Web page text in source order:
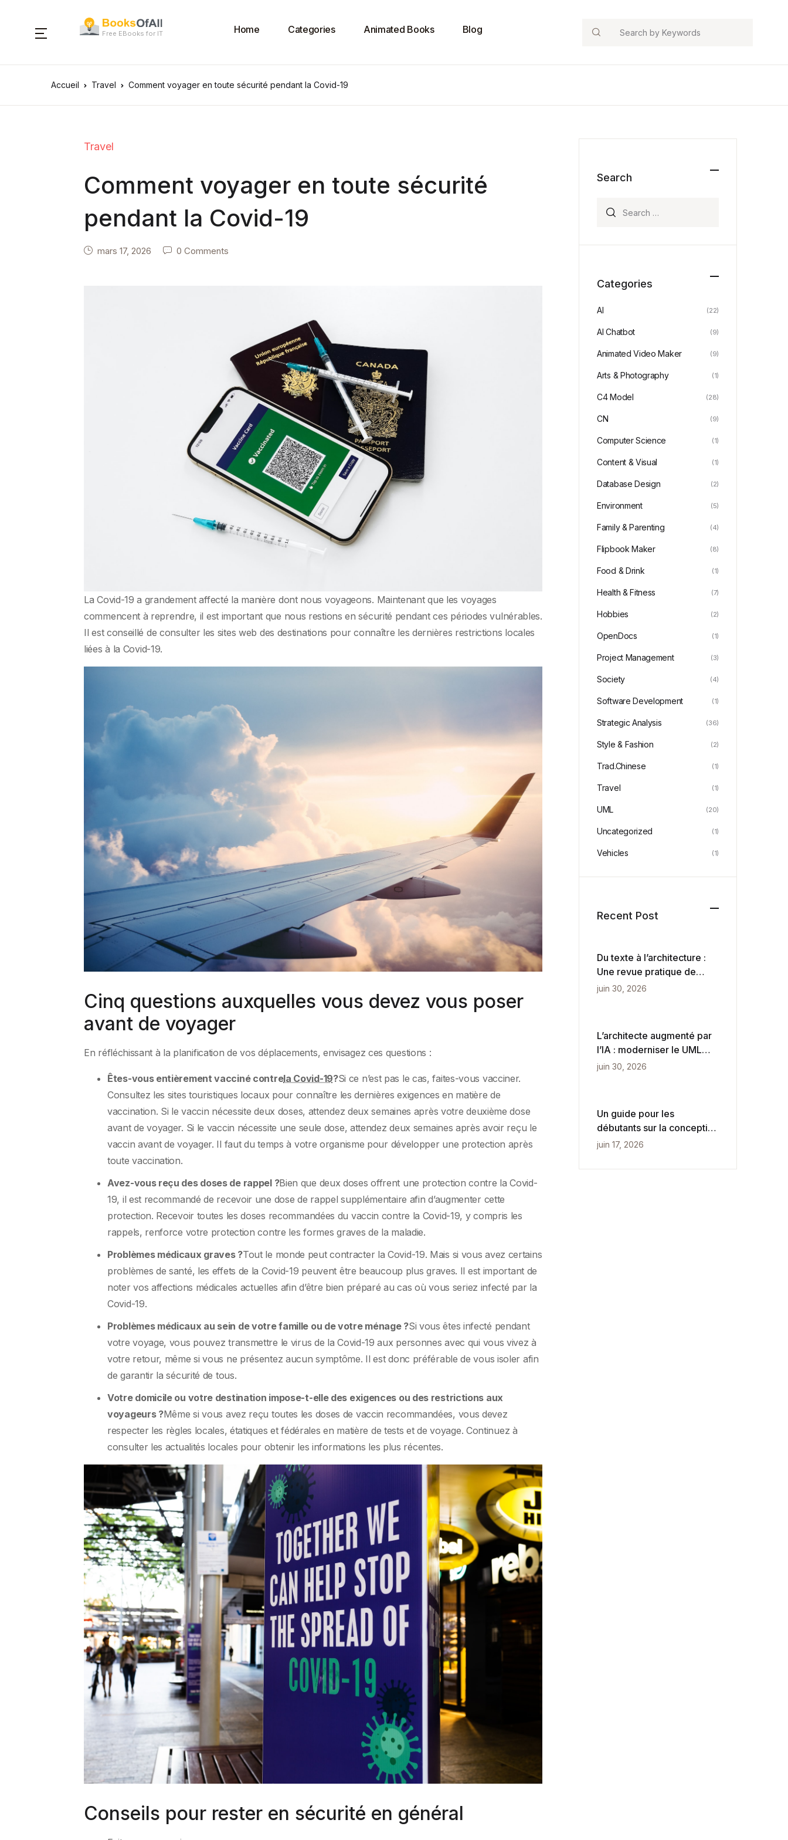
Free EBooks for IT Home Categories Animated Books Blog Search
Accueil Travel Comment voyager en toute sécurité pendant la Covid-19
Travel
Comment voyager en toute sécurité
pendant la Covid-19
mars 17, 2026 0 Comments
La Covid-19 a grandement affecté la manière dont nous voyageons. Maintenant que les voyages
commencent à reprendre, il est important que nous restions en sécurité pendant ces périodes vulnérables.
Il est conseillé de consulter les sites web des destinations pour connaître les dernières restrictions locales
liées à la Covid-19.
Cinq questions auxquelles vous devez vous poser
avant de voyager
En réfléchissant à la planification de vos déplacements, envisagez ces questions :
Êtes-vous entièrement vacciné contrela Covid-19?Si ce n’est pas le cas, faites-vous vacciner.
Consultez les sites touristiques locaux pour connaître les dernières exigences en matière de
vaccination. Si le vaccin nécessite deux doses, attendez deux semaines après votre deuxième dose
avant de voyager. Si le vaccin nécessite une seule dose, attendez deux semaines après avoir reçu le
vaccin avant de voyager. Il faut du temps à votre organisme pour développer une protection après
toute vaccination.
Avez-vous reçu des doses de rappel ?Bien que deux doses offrent une protection contre la Covid-
19, il est recommandé de recevoir une dose de rappel supplémentaire afin d’augmenter cette
protection. Recevoir toutes les doses recommandées du vaccin contre la Covid-19, y compris les
rappels, renforce votre protection contre les formes graves de la maladie.
Problèmes médicaux graves ?Tout le monde peut contracter la Covid-19. Mais si vous avez certains
problèmes de santé, les effets de la Covid-19 peuvent être beaucoup plus graves. Il est important de
noter vos affections médicales actuelles afin d’être bien préparé au cas où vous seriez infecté par la
Covid-19.
Problèmes médicaux au sein de votre famille ou de votre ménage ?Si vous êtes infecté pendant
votre voyage, vous pouvez transmettre le virus de la Covid-19 aux personnes avec qui vous vivez à
votre retour, même si vous ne présentez aucun symptôme. Il est donc préférable de vous isoler afin
de garantir la sécurité de tous.
Votre domicile ou votre destination impose-t-elle des exigences ou des restrictions aux
voyageurs ?Même si vous avez reçu toutes les doses de vaccin recommandées, vous devez
respecter les règles locales, étatiques et fédérales en matière de tests et de voyage. Continuez à
consulter les actualités locales pour obtenir les informations les plus récentes.
Conseils pour rester en sécurité en général
Search
Categories
AI (22)
AI Chatbot (9)
Animated Video Maker (9)
Arts & Photography (1)
C4 Model (28)
CN (9)
Computer Science (1)
Content & Visual (1)
Database Design (2)
Environment (5)
Family & Parenting (4)
Flipbook Maker (8)
Food & Drink (1)
Health & Fitness (7)
Hobbies (2)
OpenDocs (1)
Project Management (3)
Society (4)
Software Development (1)
Strategic Analysis (36)
Style & Fashion (2)
Trad.Chinese (1)
Travel (1)
UML (20)
Uncategorized (1)
Vehicles (1)
Recent Post
Du texte à l’architecture :
Une revue pratique de
VPasCode et du
juin 30, 2026
L’architecte augmenté par
l’IA : moderniser le UML
pour une vitesse agile
juin 30, 2026
Un guide pour les
débutants sur la conception
conceptuelle, logique et
données
juin 17, 2026